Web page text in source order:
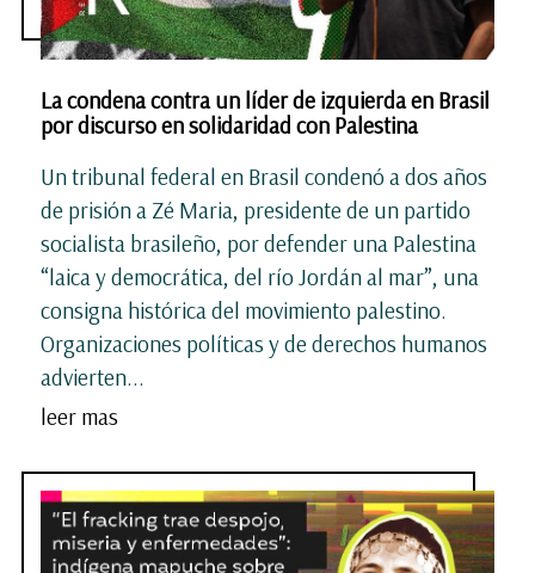
La condena contra un líder de izquierda en Brasil
por discurso en solidaridad con Palestina
Un tribunal federal en Brasil condenó a dos años
de prisión a Zé Maria, presidente de un partido
socialista brasileño, por defender una Palestina
“laica y democrática, del río Jordán al mar”, una
consigna histórica del movimiento palestino.
Organizaciones políticas y de derechos humanos
advierten...
leer mas